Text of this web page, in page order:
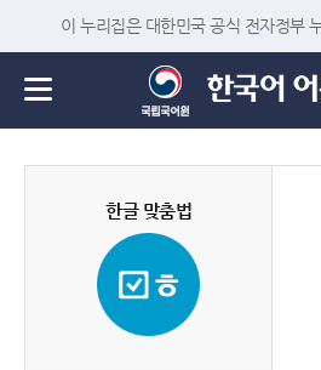
이 누리집은 대한민국 공식 전자정부
한글 맞춤법